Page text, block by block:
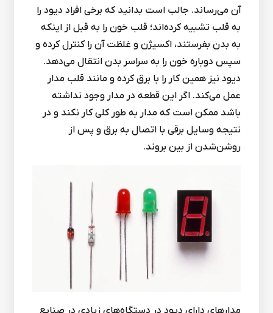
آن می‌رساند. جالب است بدانید که برخی افراد دیود را
به قلب تشبیه کرده‌اند؛ قلب خون را به قبل از اینکه
به بدن بفرستند، اکسیژن و غلظت آن را کنترل کرده و
سپس دوباره خون را به سراسر بدن انتقال می‌دهد.
دیود نیز همین کار را با برق کرده و مانند قلب مدار
عمل می‌کند. اگر این قطعه در مدار وجود نداشته
باشد ممکن است که مدار به طور کلی کار نکند و در
نتیجه وسایل برقی با اتصال به برق و پس از
روشن‌شدن از بین بروند.